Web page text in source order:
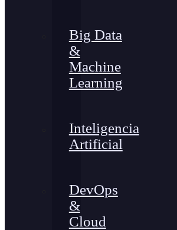
Big Data
&
Machine
Learning
Inteligencia
Artificial
DevOps
&
Cloud